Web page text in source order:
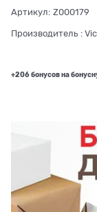
Артикул: Z000179
Производитель :
+206 бонусов на